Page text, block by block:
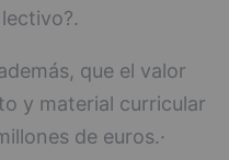
que el valor
y material curricular
de euros.·